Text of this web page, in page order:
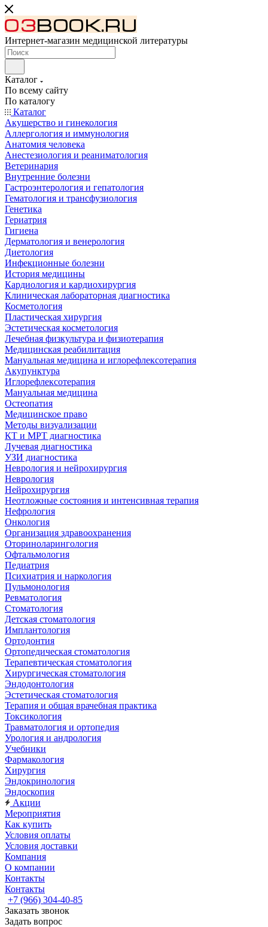
Интернет-магазин медицинской литературы
Каталог
По всему сайту
По каталогу
Каталог
Акушерство и гинекология
Аллергология и иммунология
Анатомия человека
Анестезиология и реаниматология
Ветеринария
Внутренние болезни
Гастроэнтерология и гепатология
Гематология и трансфузиология
Генетика
Гериатрия
Гигиена
Дерматология и венерология
Диетология
Инфекционные болезни
История медицины
Кардиология и кардиохирургия
Клиническая лабораторная диагностика
Косметология
Пластическая хирургия
Эстетическая косметология
Лечебная физкультура и физиотерапия
Медицинская реабилитация
Мануальная медицина и иглорефлексотерапия
Акупунктура
Иглорефлексотерапия
Мануальная медицина
Остеопатия
Медицинское право
Методы визуализации
КТ и МРТ диагностика
Лучевая диагностика
УЗИ диагностика
Неврология и нейрохирургия
Неврология
Нейрохирургия
Неотложные состояния и интенсивная терапия
Нефрология
Онкология
Организация здравоохранения
Оториноларингология
Офтальмология
Педиатрия
Психиатрия и наркология
Пульмонология
Ревматология
Стоматология
Детская стоматология
Имплантология
Ортодонтия
Ортопедическая стоматология
Терапевтическая стоматология
Хирургическая стоматология
Эндодонтология
Эстетическая стоматология
Терапия и общая врачебная практика
Токсикология
Травматология и ортопедия
Урология и андрология
Учебники
Фармакология
Хирургия
Эндокринология
Эндоскопия
Акции
Мероприятия
Как купить
Условия оплаты
Условия доставки
Компания
О компании
Контакты
Контакты
+7 (966) 304-40-85
Заказать звонок
Задать вопрос